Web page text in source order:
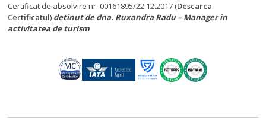
Certificat de absolvire nr. 00161895/22.12.2017 (Descarca
Certificatul) detinut de dna. Ruxandra Radu – Manager in
activitatea de turism